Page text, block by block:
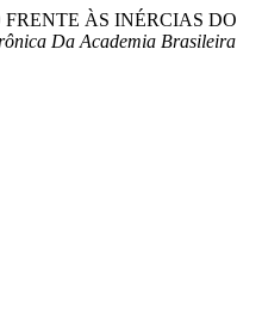
FRENTE ÀS INÉRCIAS DO
Da Academia Brasileira